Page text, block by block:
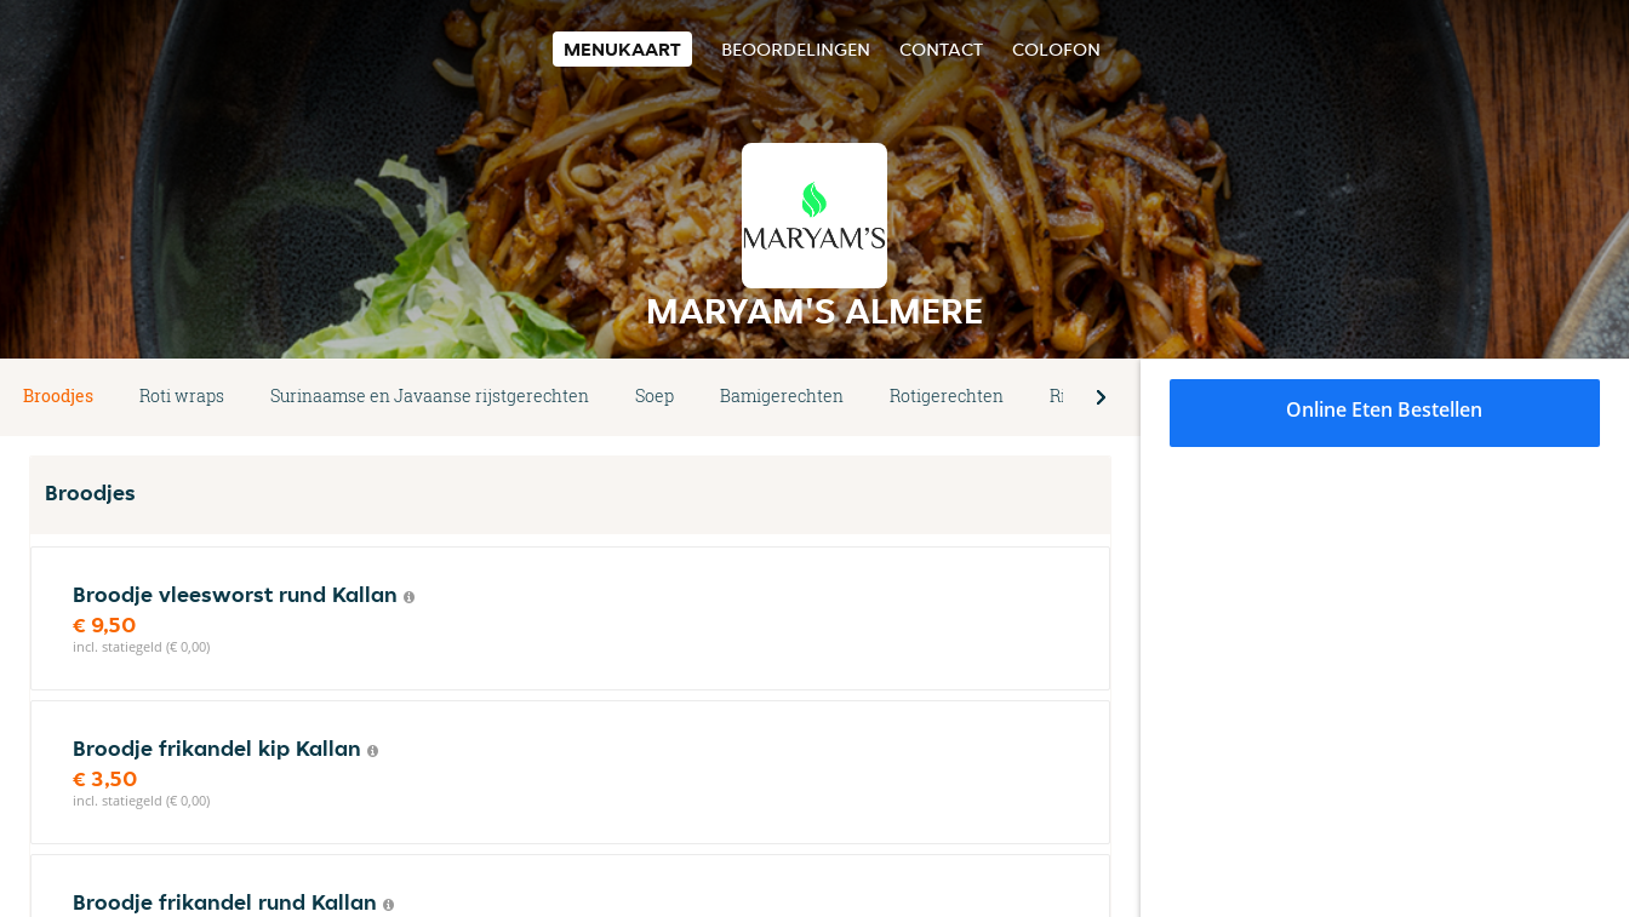
MENUKAART BEOORDELINGEN CONTACT COLOFON
MARYAM'S ALMERE
Broodjes Roti wraps Surinaamse en Javaanse rijstgerechten Soep Bamigerechten Rotigerechten Rijstgerechten Indiase rijstgerechten Philauw
Broodjes
Broodje vleesworst rund Kallan
€ 9,50
incl. statiegeld (€ 0,00)
Broodje frikandel kip Kallan
€ 3,50
incl. statiegeld (€ 0,00)
Broodje frikandel rund Kallan
Online Eten Bestellen